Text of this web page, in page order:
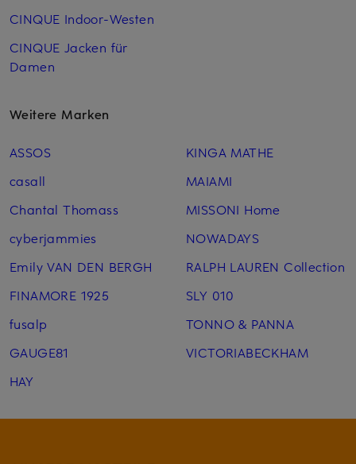
CINQUE Indoor-Westen
CINQUE Jacken für
Damen
Weitere Marken
ASSOS
casall
Chantal Thomass
cyberjammies
Emily VAN DEN BERGH
FINAMORE 1925
fusalp
GAUGE81
HAY
KINGA MATHE
MAIAMI
MISSONI Home
NOWADAYS
RALPH LAUREN Collection
SLY 010
TONNO & PANNA
VICTORIABECKHAM